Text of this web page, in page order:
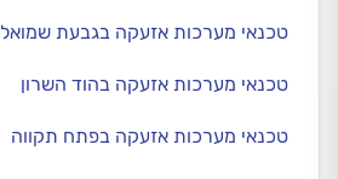
טכנאי מערכות אזעקה בגבעת שמואל
טכנאי מערכות אזעקה בהוד השרון
טכנאי מערכות אזעקה בפתח תקווה